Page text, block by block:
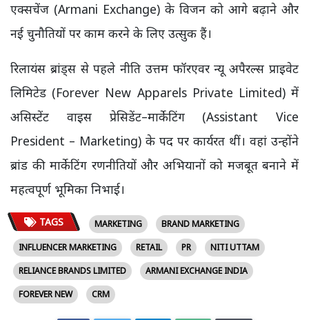
एक्सचेंज (Armani Exchange) के विजन को आगे बढ़ाने और
नई चुनौतियों पर काम करने के लिए उत्सुक हैं।
रिलायंस ब्रांड्स से पहले नीति उत्तम फॉरएवर न्यू अपैरल्स प्राइवेट
लिमिटेड (Forever New Apparels Private Limited) में
असिस्टेंट वाइस प्रेसिडेंट–मार्केटिंग (Assistant Vice
President – Marketing) के पद पर कार्यरत थीं। वहां उन्होंने
ब्रांड की मार्केटिंग रणनीतियों और अभियानों को मजबूत बनाने में
महत्वपूर्ण भूमिका निभाई।
TAGS MARKETING
BRAND MARKETING
INFLUENCER MARKETING
RETAIL PR
NITI UTTAM
RELIANCE BRANDS LIMITED
ARMANI EXCHANGE INDIA
FOREVER NEW
CRM